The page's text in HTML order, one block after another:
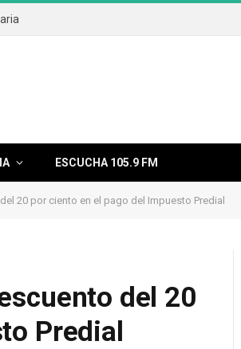
ESCUCHA 105.9 FM
20 por ciento en el pago del Impuesto Predial
del 20
Predial